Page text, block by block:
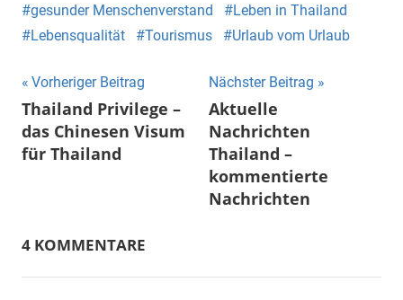
gesunder Menschenverstand
Leben in Thailand
Lebensqualität
Tourismus Urlaub vom Urlaub
Beitragsnavigation
Vorheriger Beitrag
Thailand Privilege –
das Chinesen Visum
für Thailand
Nächster Beitrag
Aktuelle
Nachrichten
Thailand –
kommentierte
Nachrichten
4 KOMMENTARE